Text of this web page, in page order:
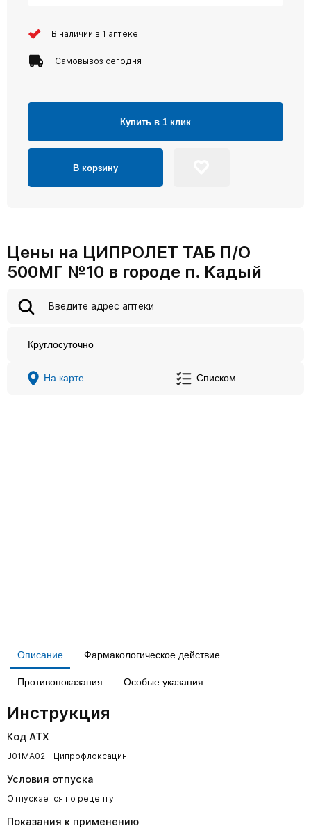
В наличии в 1 аптеке
Самовывоз сегодня
Купить в 1 клик
В корзину
Цены на ЦИПРОЛЕТ ТАБ П/О
500МГ №10 в городе п. Кадый
Круглосуточно
На карте Списком
Описание Фармакологическое действие
Противопоказания Особые указания
Инструкция
Код АТХ
J01MA02 - Ципрофлоксацин
Условия отпуска
Отпускается по рецепту
Показания к применению